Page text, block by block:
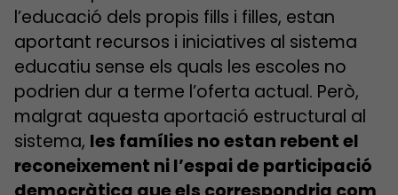
l’educació dels propis fills i filles, estan
aportant recursos i iniciatives al sistema
educatiu sense els quals les escoles no
podrien dur a terme l’oferta actual. Però,
malgrat aquesta aportació estructural al
sistema, les famílies no estan rebent el
reconeixement ni l’espai de participació